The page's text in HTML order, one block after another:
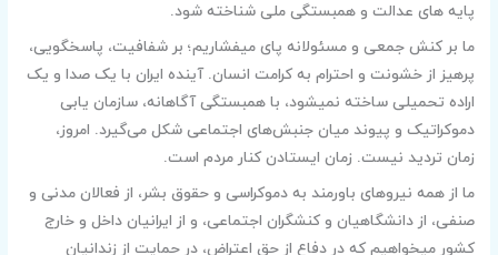
پایه‌ های عدالت و همبستگی ملی شناخته شود.
ما بر کنش جمعی و مسئولانه پای میفشاریم؛ بر شفافیت، پاسخگویی،
پرهیز از خشونت و احترام به کرامت انسان. آینده ایران با یک صدا و یک
اراده تحمیلی ساخته نمیشود، با همبستگی آگاهانه، سازمان یابی
دموکراتیک و پیوند میان جنبش‌های اجتماعی شکل می‌گیرد. امروز،
زمان تردید نیست. زمان ایستادن کنار مردم است.
ما از همه نیروهای باورمند به دموکراسی و حقوق بشر، از فعالان مدنی و
صنفی، از دانشگاهیان و کنشگران اجتماعی، و از ایرانیان داخل و خارج
کشور میخواهیم که در دفاع از حق اعتراض، در حمایت از زندانیان